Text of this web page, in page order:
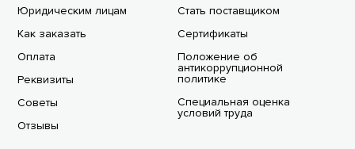
Юридическим лицам
Как заказать
Оплата
Реквизиты
Советы
Отзывы
Стать поставщиком
Сертификаты
Положение об
антикоррупционной
политике
Специальная оценка
условий труда